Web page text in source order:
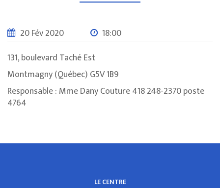
20 Fév 2020
18:00
131, boulevard Taché Est
Montmagny (Québec) G5V 1B9
Responsable : Mme Dany Couture 418 248-2370 poste
4764
LE CENTRE